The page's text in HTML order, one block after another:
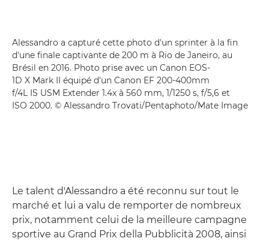
Alessandro a capturé cette photo d'un sprinter à la fin
d'une finale captivante de 200 m à Rio de Janeiro, au
Brésil en 2016. Photo prise avec un Canon EOS-
1D X Mark II équipé d'un Canon EF 200-400mm
f/4L IS USM Extender 1.4x à 560 mm, 1/1250 s, f/5,6 et
ISO 2000. © Alessandro Trovati/Pentaphoto/Mate Image
Le talent d'Alessandro a été reconnu sur tout le
marché et lui a valu de remporter de nombreux
prix, notamment celui de la meilleure campagne
sportive au Grand Prix della Pubblicità 2008, ainsi